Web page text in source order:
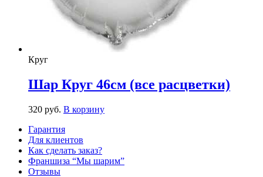
Круг
Шар Круг 46см (все расцветки)
320 руб. В корзину
Гарантия
Для клиентов
Как сделать заказ?
Франшиза “Мы шарим”
Отзывы